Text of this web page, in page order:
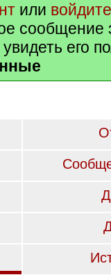
или войдите
сообщение
его